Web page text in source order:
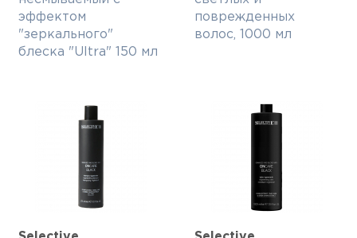
эффектом
"зеркального"
блеска "Ultra" 150 мл
поврежденных
волос, 1000 мл